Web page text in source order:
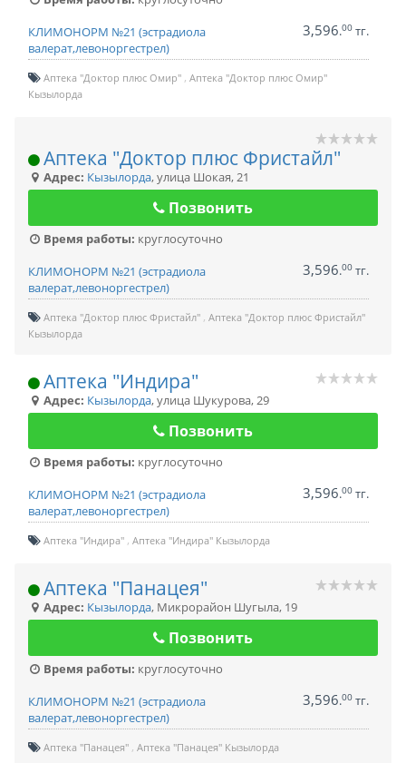
КЛИМОНОРМ №21 (эстрадиола
валерат,левоноргестрел)
3,596.00 тг.
Аптека "Доктор плюс Омир" Аптека "Доктор плюс Омир"
Кызылорда
Аптека "Доктор плюс Фристайл"
Адрес: Кызылорда,улица Шокая, 21
Позвонить
Время работы: круглосуточно
КЛИМОНОРМ №21 (эстрадиола
валерат,левоноргестрел)
3,596.00 тг.
Аптека "Доктор плюс Фристайл" Аптека "Доктор плюс Фристайл"
Кызылорда
Аптека "Индира"
Адрес: Кызылорда,улица Шукурова, 29
Позвонить
Время работы: круглосуточно
КЛИМОНОРМ №21 (эстрадиола
валерат,левоноргестрел)
3,596.00 тг.
Аптека "Индира" Аптека "Индира" Кызылорда
Аптека "Панацея"
Адрес: Кызылорда, Микрорайон Шугыла, 19
Позвонить
Время работы: круглосуточно
КЛИМОНОРМ №21 (эстрадиола
валерат,левоноргестрел)
3,596.00 тг.
Аптека "Панацея" Аптека "Панацея" Кызылорда